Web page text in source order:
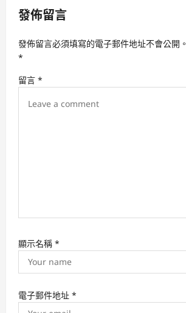
i
a
t
i
發佈留言
發佈留言必須填寫的電子郵件地址不會公開。
*
留言 *
顯示名稱 *
電子郵件地址 *